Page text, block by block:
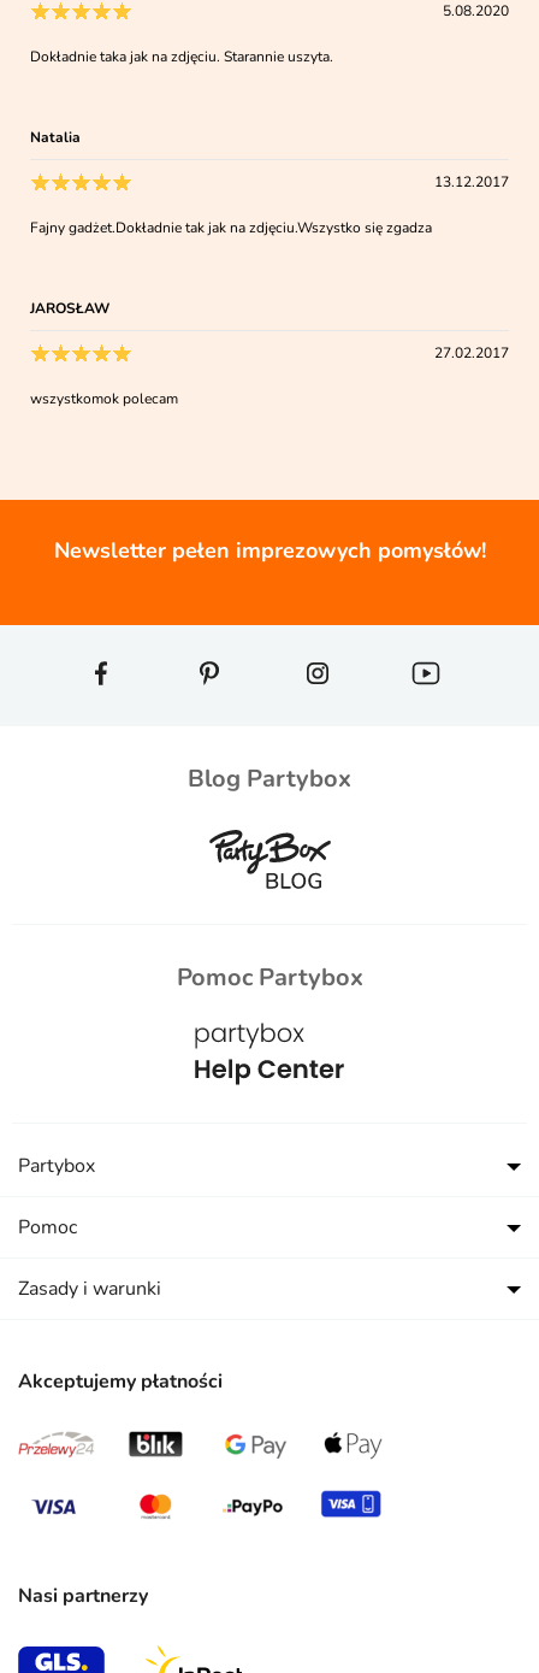
5.08.2020
Dokładnie taka jak na zdjęciu. Starannie uszyta.
Natalia
13.12.2017
Fajny gadżet.Dokładnie tak jak na zdjęciu.Wszystko się zgadza
JAROSŁAW
27.02.2017
wszystkomok polecam
Newsletter pełen imprezowych pomysłów!
Blog Partybox
Pomoc Partybox
Akceptujemy płatności
Nasi partnerzy
Partybox
Pomoc
Zasady i warunki